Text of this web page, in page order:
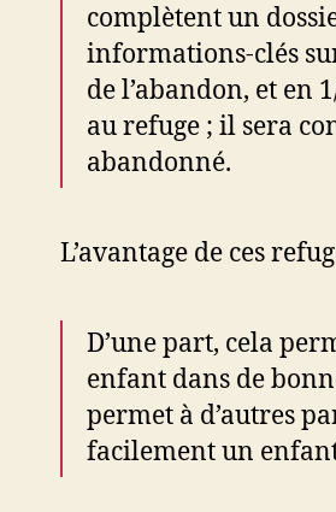
complètent un
informations-clés
de l’abandon, et en
au refuge ; il sera
abandonné.
L’avantage de ces
D’une part, cela
enfant dans de
permet à d’autres
facilement un